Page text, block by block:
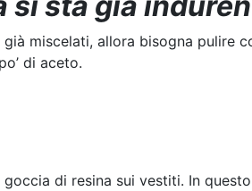
miscelati, allora bisogna pulire
di aceto.
goccia di resina sui vestiti. In